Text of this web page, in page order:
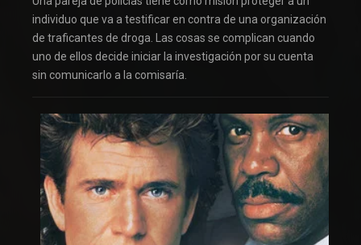
individuo que va a testificar en contra de una organización
de traficantes de droga. Las cosas se complican cuando
uno de ellos decide iniciar la investigación por su cuenta
sin comunicarlo a la comisaría.